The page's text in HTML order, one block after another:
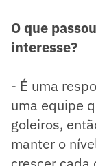
O que
interesse?
- É uma
uma equipe
goleiros,
manter o